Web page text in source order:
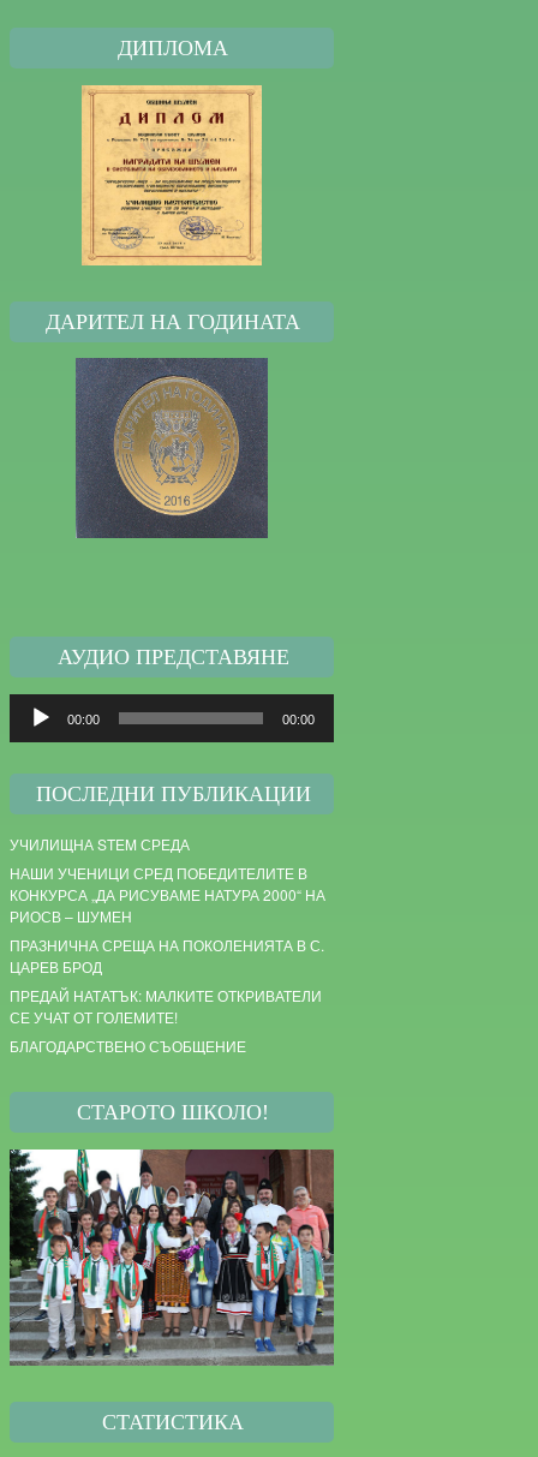
ДИПЛОМA
ДАРИТЕЛ НА ГОДИНАТА
АУДИО ПРЕДСТАВЯНЕ
Audio
Player
00:00 00:00
ПОСЛЕДНИ ПУБЛИКАЦИИ
УЧИЛИЩНА STEM СРЕДА
НАШИ УЧЕНИЦИ СРЕД ПОБЕДИТЕЛИТЕ В
КОНКУРСА „ДА РИСУВАМЕ НАТУРА 2000“ НА
РИОСВ – ШУМЕН
ПРАЗНИЧНА СРЕЩА НА ПОКОЛЕНИЯТА В С.
ЦАРЕВ БРОД
ПРЕДАЙ НАТАТЪК: МАЛКИТЕ ОТКРИВАТЕЛИ
СЕ УЧАТ ОТ ГОЛЕМИТЕ!
БЛАГОДАРСТВЕНО СЪОБЩЕНИЕ
СТАРОТО ШКОЛО!
СТАТИСТИКА